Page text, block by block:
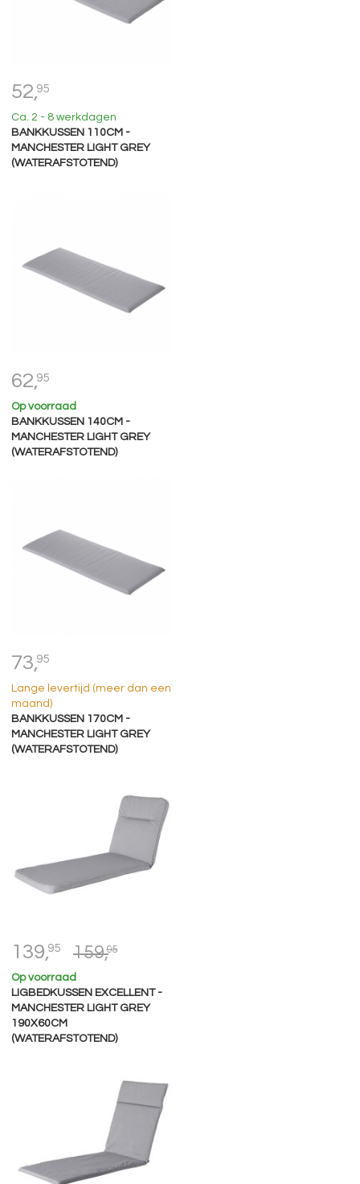
52,95
Ca. 2 - 8 werkdagen
BANKKUSSEN 110CM -
MANCHESTER LIGHT GREY
(WATERAFSTOTEND)
62,95
Op voorraad
BANKKUSSEN 140CM -
MANCHESTER LIGHT GREY
(WATERAFSTOTEND)
73,95
Lange levertijd (meer dan een
maand)
BANKKUSSEN 170CM -
MANCHESTER LIGHT GREY
(WATERAFSTOTEND)
139,95 159,95
Op voorraad
LIGBEDKUSSEN EXCELLENT -
MANCHESTER LIGHT GREY
190X60CM
(WATERAFSTOTEND)